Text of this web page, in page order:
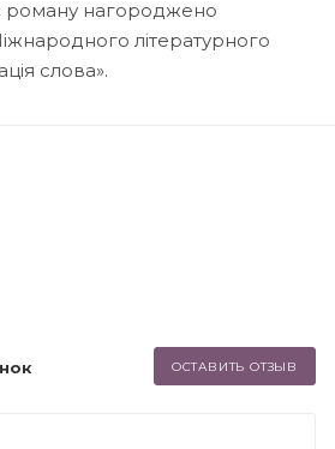
роману нагороджено
літературного
слова».
ОСТАВИТЬ ОТЗЫВ